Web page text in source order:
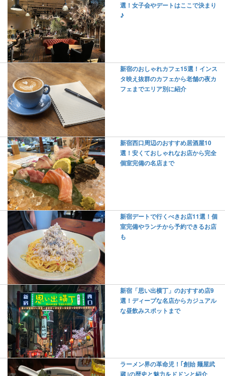
選！女子会やデートはここで決まり
♪
新宿のおしゃれカフェ15選！インス
タ映え抜群のカフェから老舗の夜カ
フェまでエリア別に紹介
新宿西口周辺のおすすめ居酒屋10
選！安くておしゃれなお店から完全
個室完備の名店まで
新宿デートで行くべきお店11選！個
室完備やランチから予約できるお店
も
新宿「思い出横丁」のおすすめ店9
選！ディープな名店からカジュアル
な昼飲みスポットまで
ラーメン界の革命児！｢創始 麺屋武
蔵｣の歴史と魅力をドドンと紹介